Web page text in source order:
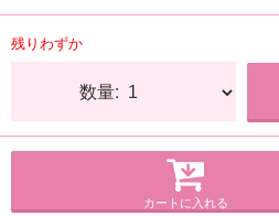
残りわずか
数量:
カートに入れる